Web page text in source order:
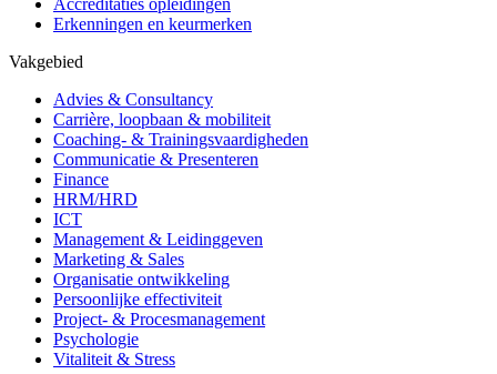
Accreditaties opleidingen
Erkenningen en keurmerken
Vakgebied
Advies & Consultancy
Carrière, loopbaan & mobiliteit
Coaching- & Trainingsvaardigheden
Communicatie & Presenteren
Finance
HRM/HRD
ICT
Management & Leidinggeven
Marketing & Sales
Organisatie ontwikkeling
Persoonlijke effectiviteit
Project- & Procesmanagement
Psychologie
Vitaliteit & Stress